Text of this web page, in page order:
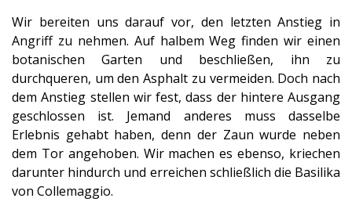
Wir bereiten uns darauf vor, den letzten Anstieg in
Angriff zu nehmen. Auf halbem Weg finden wir einen
botanischen Garten und beschließen, ihn zu
durchqueren, um den Asphalt zu vermeiden. Doch nach
dem Anstieg stellen wir fest, dass der hintere Ausgang
geschlossen ist. Jemand anderes muss dasselbe
Erlebnis gehabt haben, denn der Zaun wurde neben
dem Tor angehoben. Wir machen es ebenso, kriechen
darunter hindurch und erreichen schließlich die Basilika
von Collemaggio.